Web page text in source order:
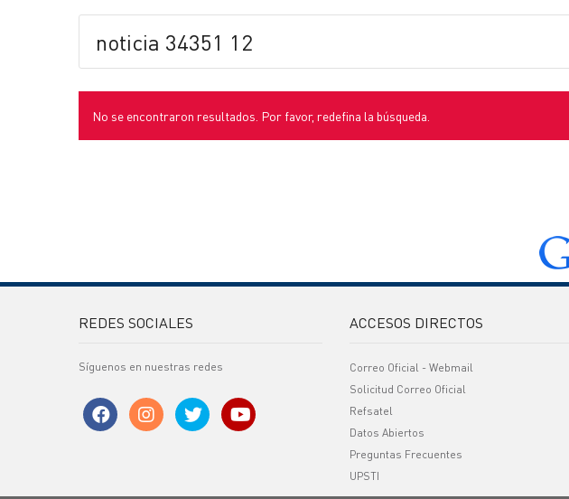
No se encontraron resultados. Por favor, redefina la búsqueda.
REDES SOCIALES
Síguenos en nuestras redes
ACCESOS DIRECTOS
Correo Oficial - Webmail
Solicitud Correo Oficial
Refsatel
Datos Abiertos
Preguntas Frecuentes
UPSTI